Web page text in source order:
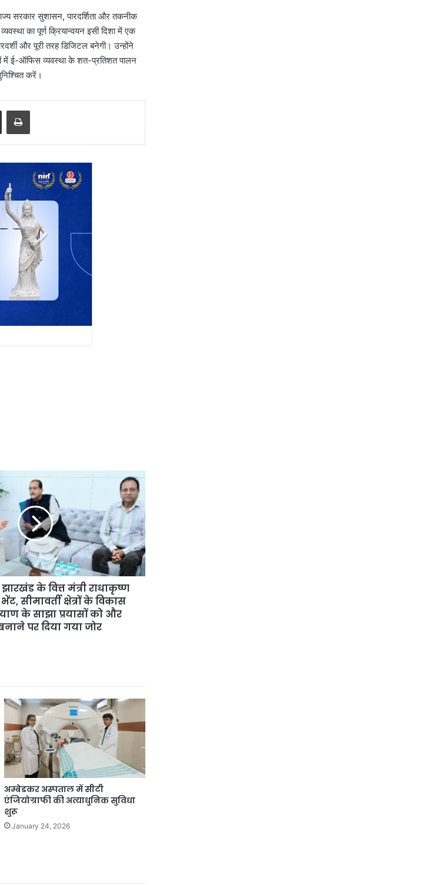
सरकार सुशासन, पारदर्शिता और तकनीक
का पूर्ण क्रियान्वयन इसी दिशा में एक
और पूरी तरह डिजिटल बनेगी। उन्होंने
में ई-ऑफिस व्यवस्था के शत-प्रतिशत पालन
करें।
Share via Email Print
के वित्त मंत्री राधाकृष्ण
सीमावर्ती क्षेत्रों के विकास
के साझा प्रयासों को और
पर दिया गया जोर
अम्बेडकर अस्पताल में सीटी
एंजियोग्राफी की अत्याधुनिक सुविधा
शुरू
January 24, 2026